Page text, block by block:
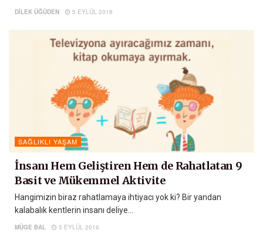
DILEK ÜĞÜDEN 5 EYLÜL 2016
SAĞLIKLI YAŞAM
İnsanı Hem Geliştiren Hem de Rahatlatan 9
Basit ve Mükemmel Aktivite
Hangimizin biraz rahatlamaya ihtiyacı yok ki? Bir yandan
kalabalık kentlerin insanı deliye...
MÜGE BAL 5 EYLÜL 2016